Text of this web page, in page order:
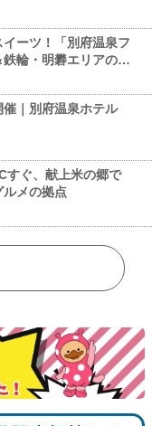
ーツ！「別府温泉フ
輪・明礬エリアのお
｜別府温泉ホテル
すぐ、献上米の郷で
ルメの拠点